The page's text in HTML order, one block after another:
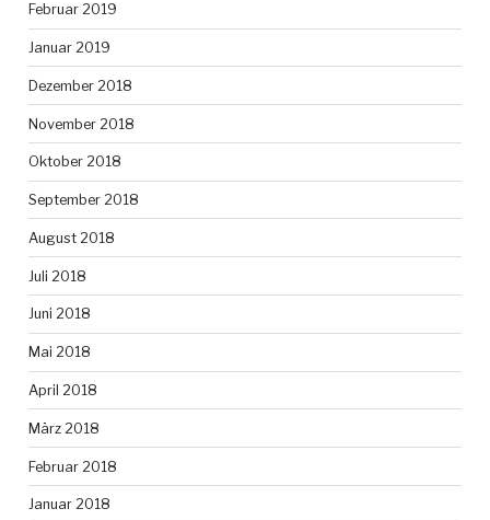
Februar 2019
Januar 2019
Dezember 2018
November 2018
Oktober 2018
September 2018
August 2018
Juli 2018
Juni 2018
Mai 2018
April 2018
März 2018
Februar 2018
Januar 2018